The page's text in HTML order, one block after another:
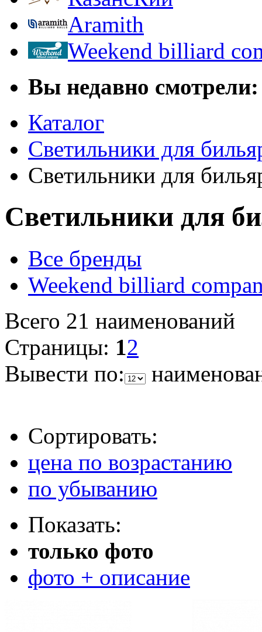
Aramith
Weekend billiard
Вы недавно смотрели:
Каталог
Светильники для
Светильники для
Светильники для
Все бренды
Weekend billiard
Всего 21 наименований
Страницы: 12
Вывести по:
Сортировать:
цена по возрастанию
по убыванию
Показать:
только фото
фото + описание